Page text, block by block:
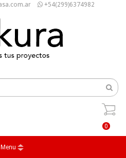
+54(299)6374982
0
Menu